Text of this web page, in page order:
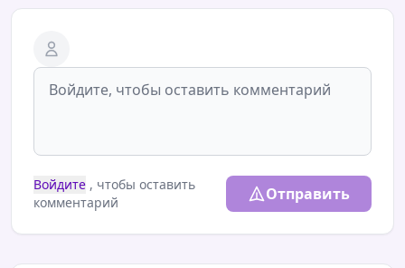
Войдите , чтобы оставить
комментарий
Отправить